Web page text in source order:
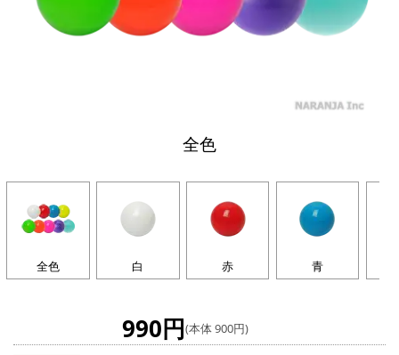
全色
全色 白 赤 青
990円(本体 900円)